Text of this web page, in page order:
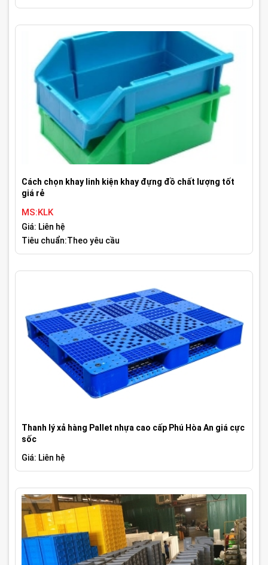
Cách chọn khay linh kiện khay đựng đồ chất lượng tốt
giá rẻ
MS:KLK
Giá: Liên hệ
Tiêu chuẩn:Theo yêu cầu
Thanh lý xả hàng Pallet nhựa cao cấp Phú Hòa An giá cực
sốc
Giá: Liên hệ